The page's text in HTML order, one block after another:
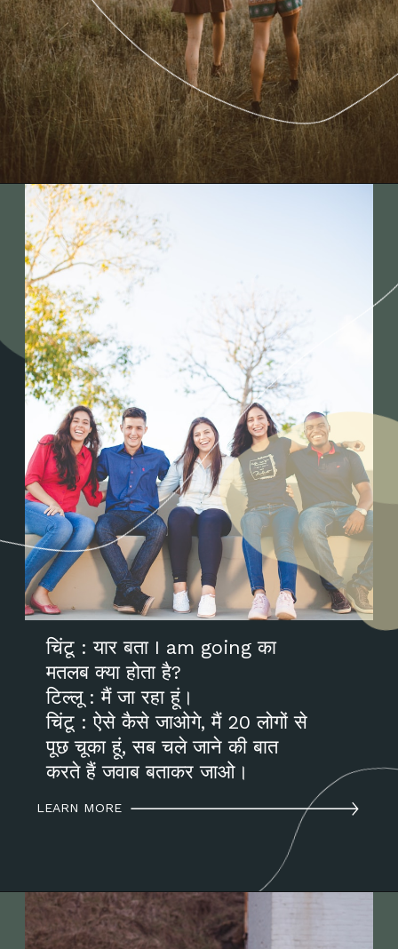
LEARN MORE
चिंटू : यार बता I am going का
मतलब क्या होता है?
टिल्लू : मैं जा रहा हूं।
चिंटू : ऐसे कैसे जाओगे, मैं 20 लोगों से
पूछ चूका हूं, सब चले जाने की बात
करते हैं जवाब बताकर जाओ।